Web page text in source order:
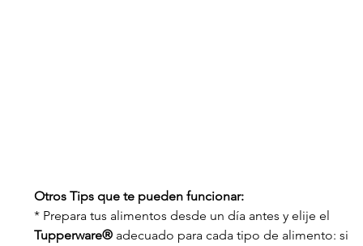
Otros Tips que te pueden funcionar:
* Prepara tus alimentos desde un día antes y elije el
Tupperware® adecuado para cada tipo de alimento: si